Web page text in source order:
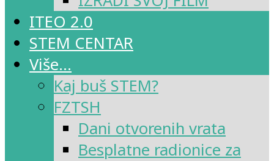
ITEO 2.0
STEM CENTAR
Više…
Kaj buš STEM?
FZTSH
Dani otvorenih vrata
Besplatne radionice za